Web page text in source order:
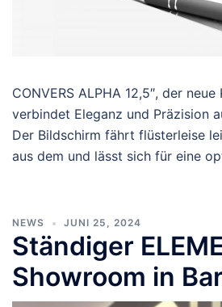
CONVERS ALPHA 12,5″, der
verbindet Eleganz und Präzision
Der Bildschirm fährt flüsterleise
aus dem und lässt sich für eine
NEWS JUNI 25, 2024
Ständiger
Showroom in